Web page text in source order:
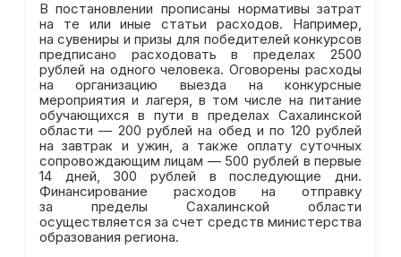
В постановлении прописаны нормативы затрат
на те или иные статьи расходов. Например,
на сувениры и призы для победителей конкурсов
предписано расходовать в пределах 2500
рублей на одного человека. Оговорены расходы
на организацию выезда на конкурсные
мероприятия и лагеря, в том числе на питание
обучающихся в пути в пределах Сахалинской
области — 200 рублей на обед и по 120 рублей
на завтрак и ужин, а также оплату суточных
сопровождающим лицам — 500 рублей в первые
14 дней, 300 рублей в последующие дни.
Финансирование расходов на отправку
за пределы Сахалинской области
осуществляется за счет средств министерства
образования региона.